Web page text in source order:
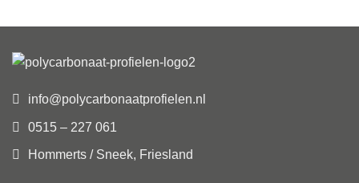
info@polycarbonaatprofielen.nl
0515 – 227 061
Hommerts / Sneek, Friesland